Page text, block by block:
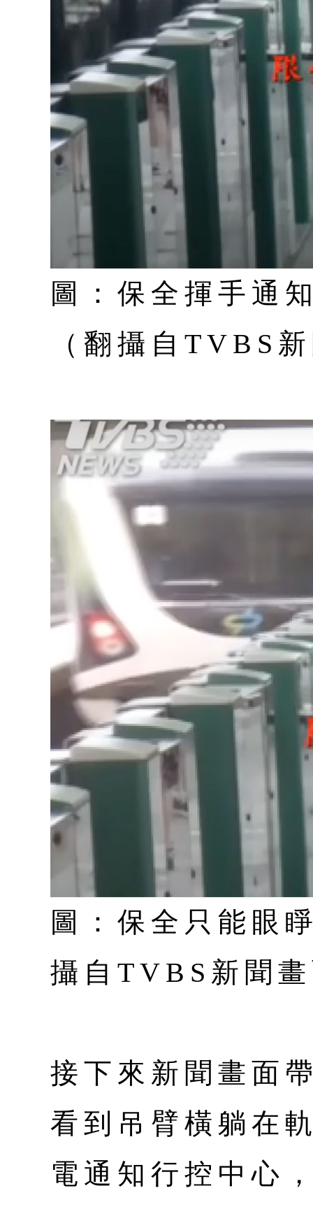
圖：保全揮手通
（翻攝自TVBS
圖：保全只能眼
攝自TVBS新聞
接下來新聞畫面
看到吊臂橫躺在
電通知行控中心